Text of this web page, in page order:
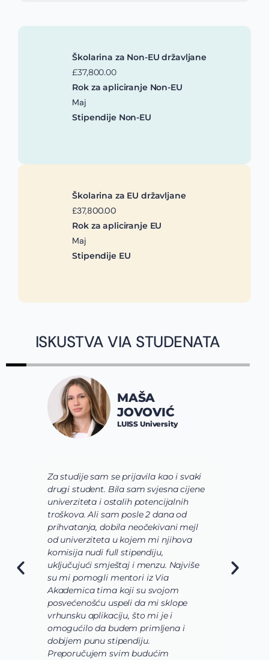
Školarina za Non-EU državljane
£37,800.00
Rok za apliciranje Non-EU
Maj
Stipendije Non-EU
Školarina za EU državljane
£37,800.00
Rok za apliciranje EU
Maj
Stipendije EU
ISKUSTVA VIA STUDENATA
Za studije sam se prijavila kao i svaki
drugi student. Bila sam svjesna cijene
univerziteta i ostalih potencijalnih
troškova. Ali sam posle 2 dana od
prihvatanja, dobila neočekivani mejl
od univerziteta u kojem mi njihova
komisija nudi full stipendiju,
uključujući smještaj i menzu. Najviše
su mi pomogli mentori iz Via
Akademica tima koji su svojom
posvećenošću uspeli da mi sklope
vrhunsku aplikaciju, što mi je i
omogućilo da budem primljena i
dobijem punu stipendiju.
Preporučujem svim budućim
MAŠA
JOVOVIĆ
LUISS University